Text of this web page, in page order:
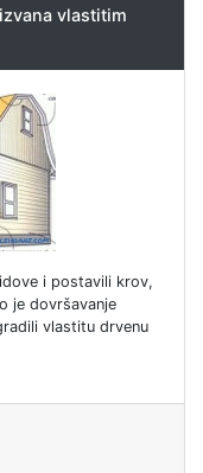
vlastitim
i postavili krov,
je dovršavanje
vlastitu drvenu